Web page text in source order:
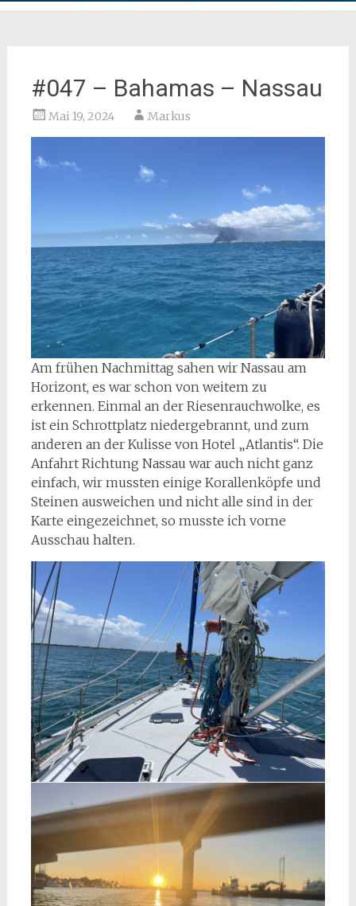
#047 – Bahamas – Nassau
Mai 19, 2024 Markus
Am frühen Nachmittag sahen wir Nassau am
Horizont, es war schon von weitem zu
erkennen. Einmal an der Riesenrauchwolke, es
ist ein Schrottplatz niedergebrannt, und zum
anderen an der Kulisse von Hotel „Atlantis“. Die
Anfahrt Richtung Nassau war auch nicht ganz
einfach, wir mussten einige Korallenköpfe und
Steinen ausweichen und nicht alle sind in der
Karte eingezeichnet, so musste ich vorne
Ausschau halten.